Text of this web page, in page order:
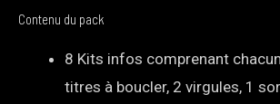
Contenu du pack
8 Kits infos comprenant
titres à boucler, 2 virgules, 1